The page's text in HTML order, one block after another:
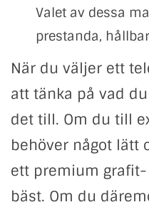
Valet av dessa
prestanda,
När du väljer ett
att tänka på vad
det till. Om du till
behöver något lätt
ett premium
bäst. Om du